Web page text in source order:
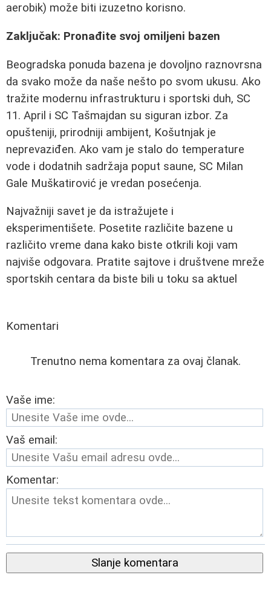
aerobik) može biti izuzetno korisno.
Zaključak: Pronađite svoj omiljeni bazen
Beogradska ponuda bazena je dovoljno raznovrsna
da svako može da naše nešto po svom ukusu. Ako
tražite modernu infrastrukturu i sportski duh, SC
11. April i SC Tašmajdan su siguran izbor. Za
opušteniji, prirodniji ambijent, Košutnjak je
neprevaziđen. Ako vam je stalo do temperature
vode i dodatnih sadržaja poput saune, SC Milan
Gale Muškatirović je vredan posećenja.
Najvažniji savet je da istražujete i
eksperimentišete. Posetite različite bazene u
različito vreme dana kako biste otkrili koji vam
najviše odgovara. Pratite sajtove i društvene mreže
sportskih centara da biste bili u toku sa aktuel
Komentari
Trenutno nema komentara za ovaj članak.
Vaše ime:
Vaš email:
Komentar:
Slanje komentara